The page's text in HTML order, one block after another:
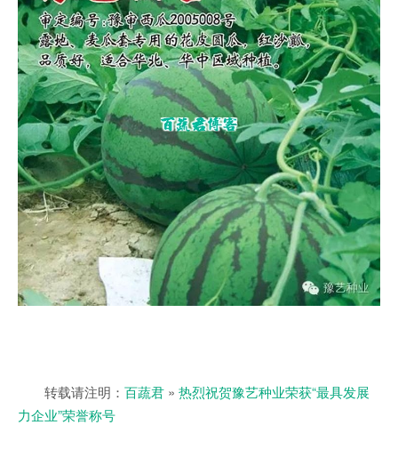
转载请注明： 百蔬君 » 热烈祝贺豫艺种业荣获“最具发展
力企业”荣誉称号